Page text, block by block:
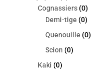
Cognassiers (0)
Demi-tige (0)
Quenouille (0)
Scion (0)
Kaki (0)